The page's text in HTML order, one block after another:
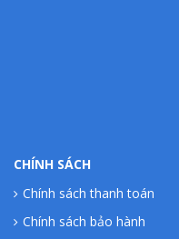
CHÍNH SÁCH
Chính sách thanh toán
Chính sách bảo hành